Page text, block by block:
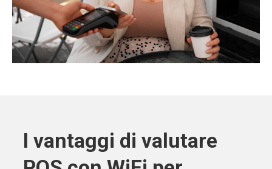
I vantaggi di valutare